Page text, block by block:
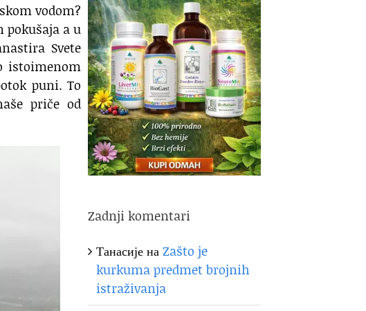
vodom?
pokušaja a u
Svete
istoimenom
puni. To
priče od
Zadnji komentari
ТанасијенаZašto je
kurkuma predmet brojnih
istraživanja